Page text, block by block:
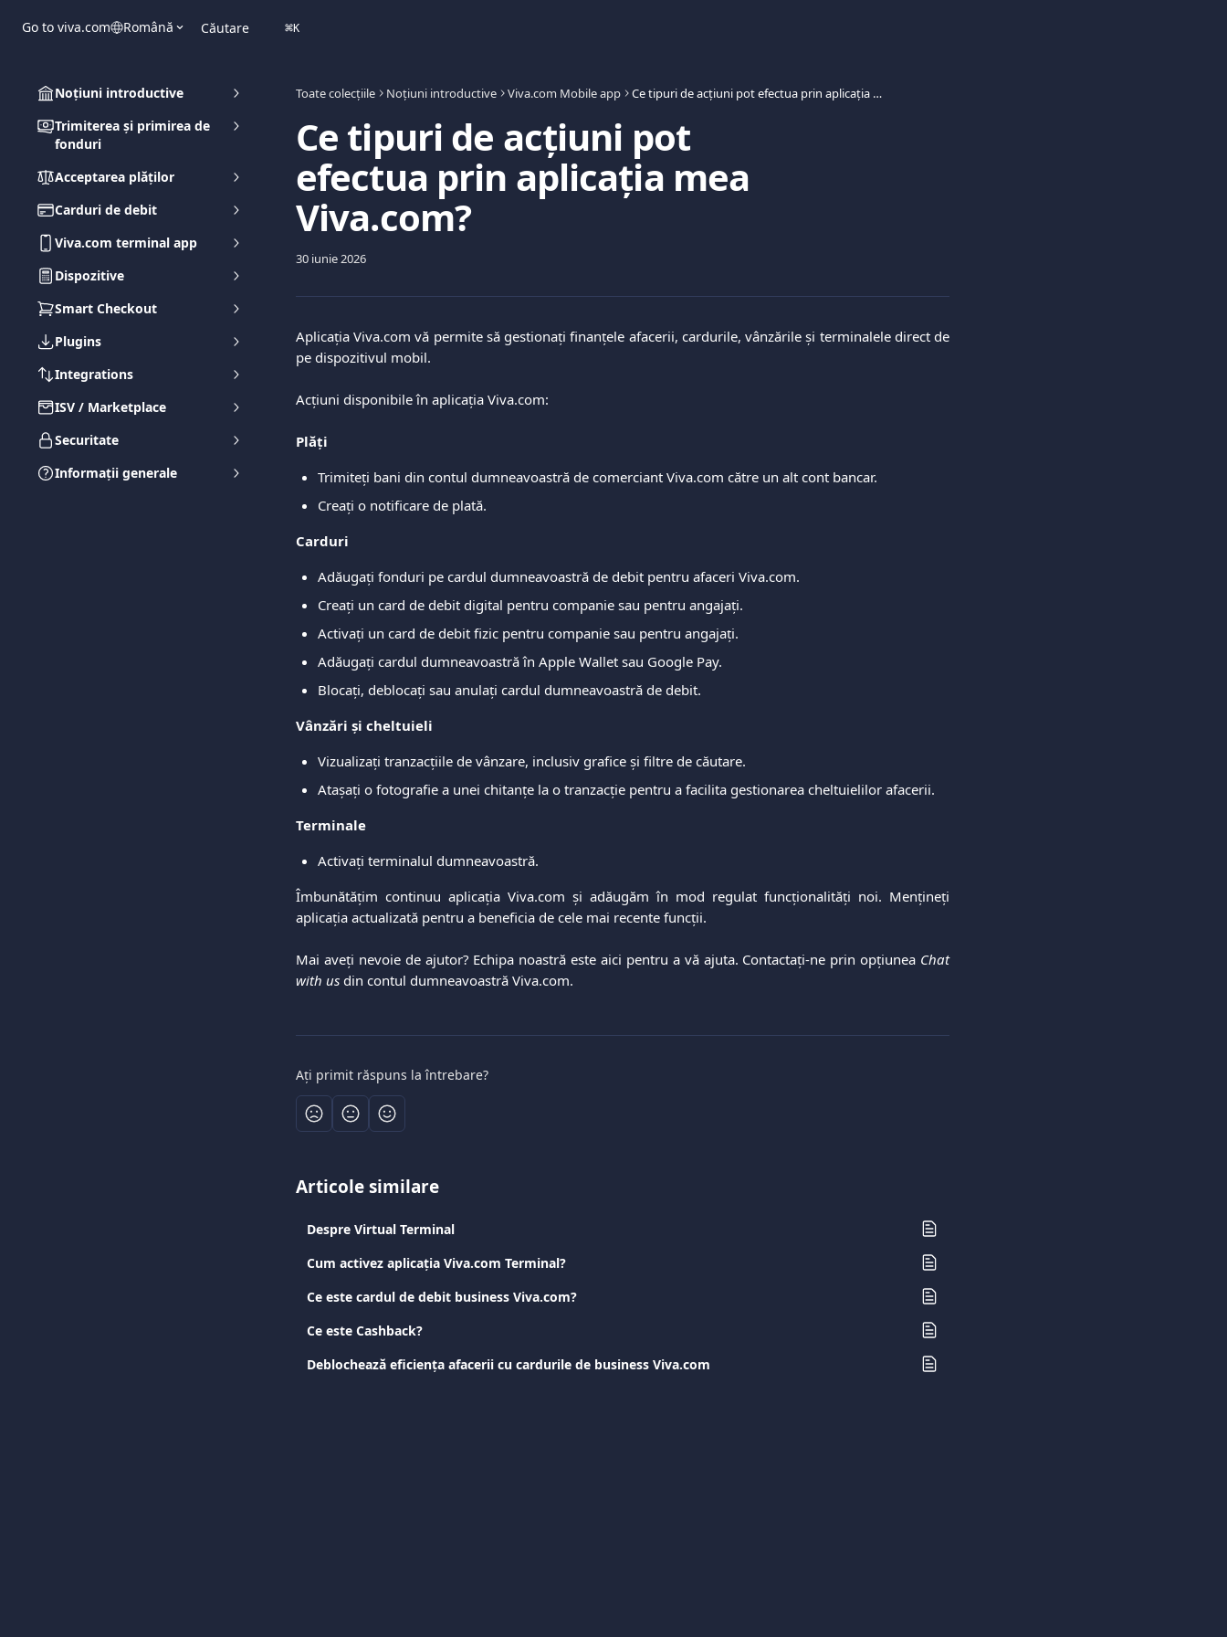
Go to viva.com Română Căutare ⌘K
Noțiuni introductive
Trimiterea și primirea de
fonduri
Acceptarea plăților
Carduri de debit
Viva.com terminal app
Dispozitive
Smart Checkout
Plugins
Integrations
ISV / Marketplace
Securitate
Informații generale
Toate colecțiile Noțiuni introductive Viva.com Mobile app Ce tipuri de acțiuni pot efectua prin aplicația mea Viva.com?
Ce tipuri de acțiuni pot
efectua prin aplicația mea
Viva.com?
30 iunie 2026
Aplicația Viva.com vă permite să gestionați finanțele afacerii, cardurile, vânzările și terminalele direct de
pe dispozitivul mobil.
Acțiuni disponibile în aplicația Viva.com:
Plăți
Trimiteți bani din contul dumneavoastră de comerciant Viva.com către un alt cont bancar.
Creați o notificare de plată.
Carduri
Adăugați fonduri pe cardul dumneavoastră de debit pentru afaceri Viva.com.
Creați un card de debit digital pentru companie sau pentru angajați.
Activați un card de debit fizic pentru companie sau pentru angajați.
Adăugați cardul dumneavoastră în Apple Wallet sau Google Pay.
Blocați, deblocați sau anulați cardul dumneavoastră de debit.
Vânzări și cheltuieli
Vizualizați tranzacțiile de vânzare, inclusiv grafice și filtre de căutare.
Atașați o fotografie a unei chitanțe la o tranzacție pentru a facilita gestionarea cheltuielilor afacerii.
Terminale
Activați terminalul dumneavoastră.
Îmbunătățim continuu aplicația Viva.com și adăugăm în mod regulat funcționalități noi. Mențineți
aplicația actualizată pentru a beneficia de cele mai recente funcții.
Mai aveți nevoie de ajutor? Echipa noastră este aici pentru a vă ajuta. Contactați-ne prin opțiunea Chat
with us din contul dumneavoastră Viva.com.
Ați primit răspuns la întrebare?
Articole similare
Despre Virtual Terminal
Cum activez aplicația Viva.com Terminal?
Ce este cardul de debit business Viva.com?
Ce este Cashback?
Deblochează eficiența afacerii cu cardurile de business Viva.com